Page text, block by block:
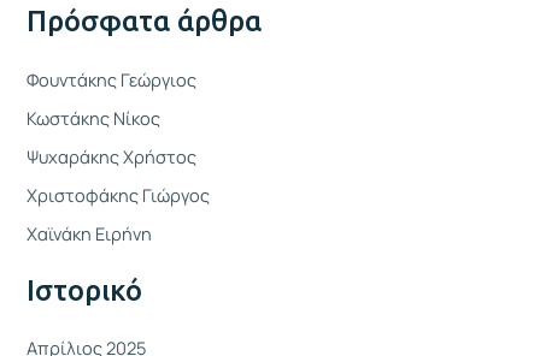
α
ή
τ
η
σ
η
ι
Πρόσφατα άρθρα
Φουντάκης Γεώργιος
Κωστάκης Νίκος
Ψυχαράκης Χρήστος
Χριστοφάκης Γιώργος
Χαϊνάκη Ειρήνη
Ιστορικό
Απρίλιος 2025